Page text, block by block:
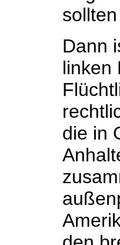
Dann
linken
die in